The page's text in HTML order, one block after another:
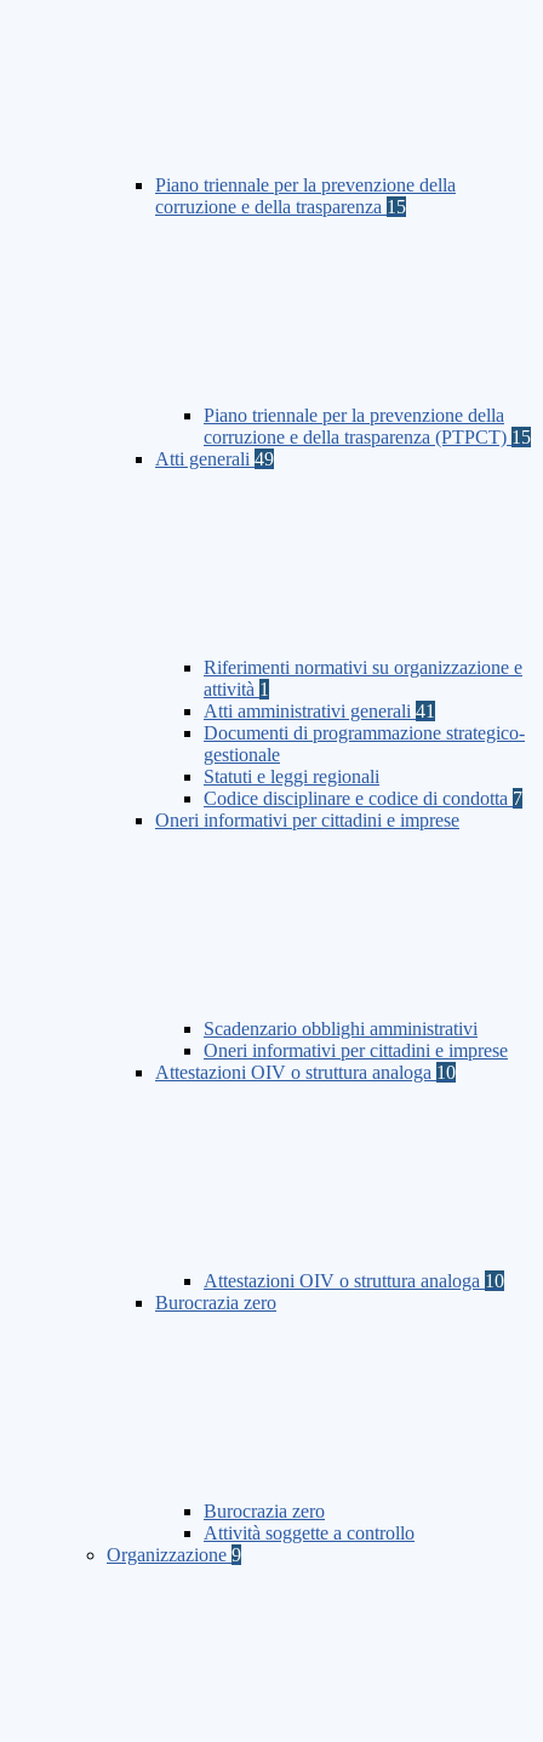
Piano triennale per la prevenzione della
corruzione e della trasparenza 15
Piano triennale per la prevenzione della
corruzione e della trasparenza (PTPCT) 15
Atti generali 49
Riferimenti normativi su organizzazione e
attività 1
Atti amministrativi generali 41
Documenti di programmazione strategico-
gestionale
Statuti e leggi regionali
Codice disciplinare e codice di condotta 7
Oneri informativi per cittadini e imprese
Scadenzario obblighi amministrativi
Oneri informativi per cittadini e imprese
Attestazioni OIV o struttura analoga 10
Attestazioni OIV o struttura analoga 10
Burocrazia zero
Burocrazia zero
Attività soggette a controllo
Organizzazione 9